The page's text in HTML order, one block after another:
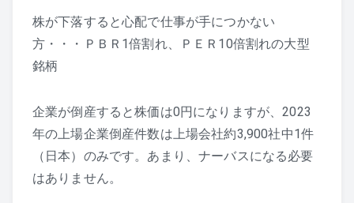
株が下落すると心配で仕事が手につかない
方・・・ＰＢＲ1倍割れ、ＰＥＲ10倍割れの大型
銘柄
企業が倒産すると株価は0円になりますが、2023
年の上場企業倒産件数は上場会社約3,900社中1件
（日本）のみです。あまり、ナーバスになる必要
はありません。